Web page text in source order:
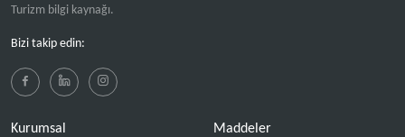
Turizm bilgi kaynağı.
Bizi takip edin:
Kurumsal Maddeler